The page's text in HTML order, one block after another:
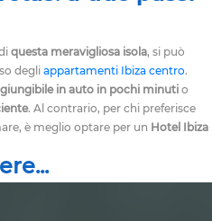
questa meravigliosa isola, si può
degli appartamenti Ibiza centro.
in auto in pochi minuti o
. Al contrario, per chi preferisce
è meglio optare per un Hotel Ibiza
riconosciute come
e costituisce sicuramente